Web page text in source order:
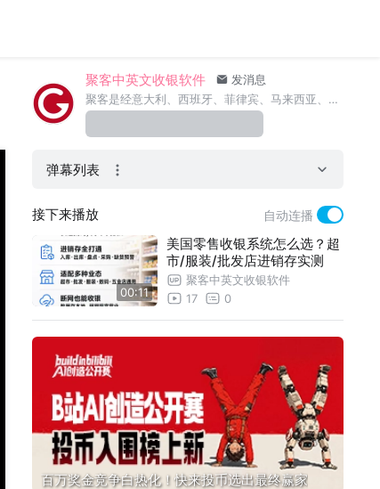
聚客中英文收银软件
发消息
聚客是经意大利、西班牙、菲律宾、马来西亚、加拿大等国税局认证的收银系统。支持英语，法语，意大利语，西班牙语等。
弹幕列表
接下来播放 自动连播
00:11
美国零售收银系统怎么选？超
市/服装/批发店进销存实测
聚客中英文收银软件
17
0
百万奖金竞争白热化！快来投币选出最终赢家